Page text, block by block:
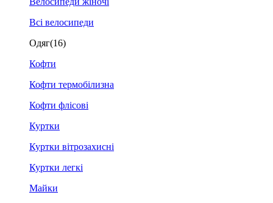
Всі велосипеди
Одяг(16)
Кофти
Кофти термобілизна
Кофти флісові
Куртки
Куртки вітрозахисні
Куртки легкі
Майки